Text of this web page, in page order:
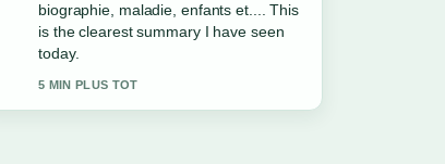
compagne, âge et... closely -
appreciate the balanced tone here.
7 MIN PLUS TOT